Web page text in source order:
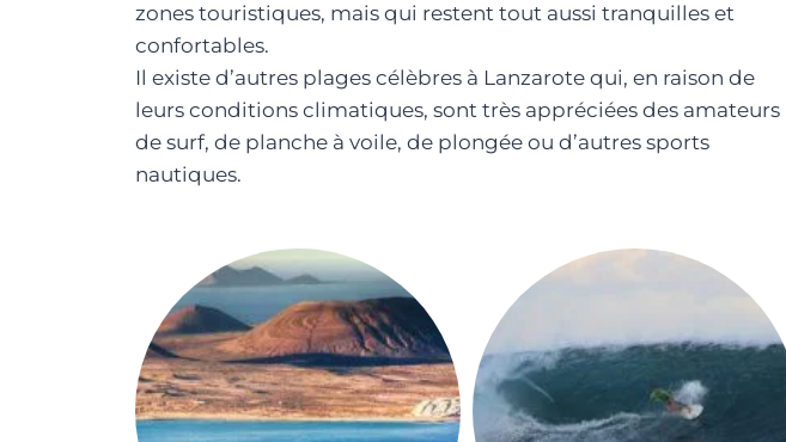
zones touristiques, mais qui restent tout aussi tranquilles et
confortables.
Il existe d’autres plages célèbres à Lanzarote qui, en raison de
leurs conditions climatiques, sont très appréciées des amateurs
de surf, de planche à voile, de plongée ou d’autres sports
nautiques.